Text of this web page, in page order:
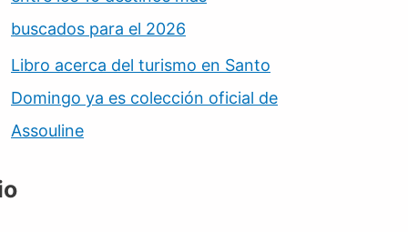
buscados para el 2026
Libro acerca del turismo en Santo
Domingo ya es colección oficial de
Assouline